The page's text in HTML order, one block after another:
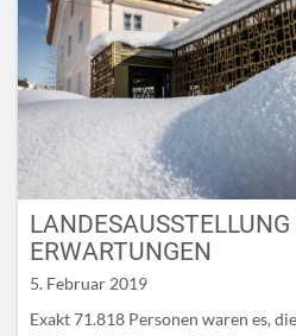
ERWARTUNGEN
5. Februar 2019
Exakt 71.818 Personen waren es,